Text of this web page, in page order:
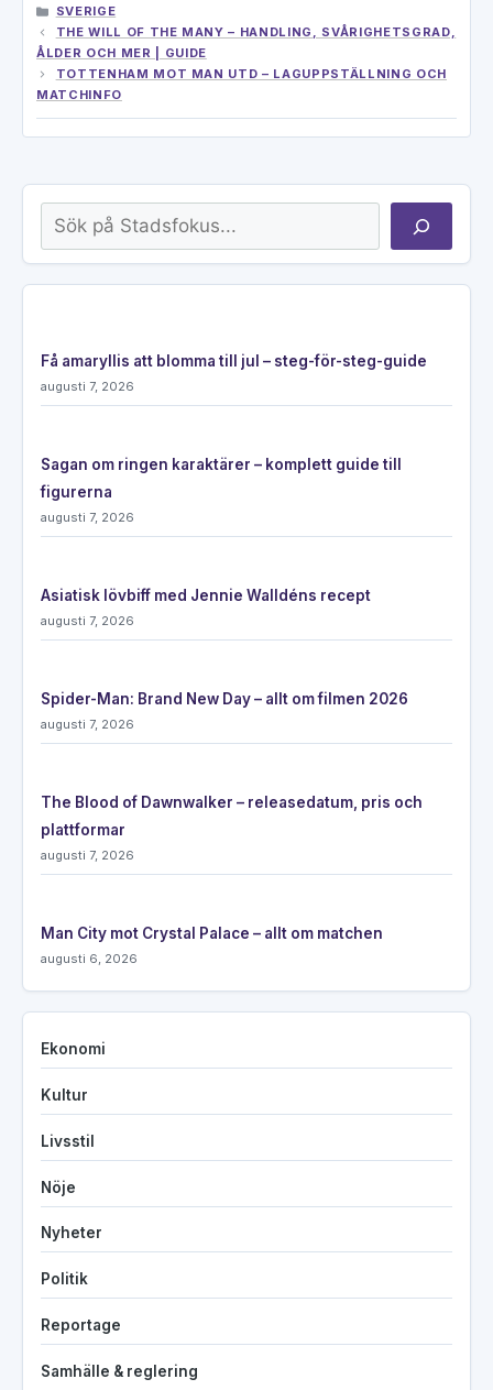
KATEGORIER
SVERIGE
THE WILL OF THE MANY – HANDLING, SVÅRIGHETSGRAD,
ÅLDER OCH MER | GUIDE
TOTTENHAM MOT MAN UTD – LAGUPPSTÄLLNING OCH
MATCHINFO
Sök
Få amaryllis att blomma till jul – steg-för-steg-guide
augusti 7, 2026
Sagan om ringen karaktärer – komplett guide till
figurerna
augusti 7, 2026
Asiatisk lövbiff med Jennie Walldéns recept
augusti 7, 2026
Spider-Man: Brand New Day – allt om filmen 2026
augusti 7, 2026
The Blood of Dawnwalker – releasedatum, pris och
plattformar
augusti 7, 2026
Man City mot Crystal Palace – allt om matchen
augusti 6, 2026
Ekonomi
Kultur
Livsstil
Nöje
Nyheter
Politik
Reportage
Samhälle & reglering